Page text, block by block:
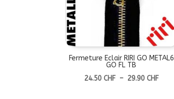
Fermeture Eclair RIRI GO METAL6
GO FL TB
24.50 CHF – 29.90 CHFPlage